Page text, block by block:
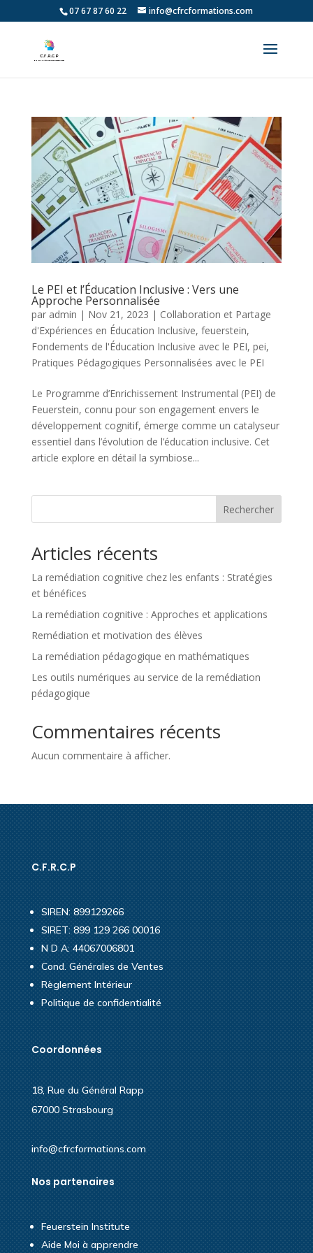
07 67 87 60 22 info@cfrcformations.com
Le PEI et l’Éducation Inclusive : Vers une
Approche Personnalisée
par admin | Nov 21, 2023 | Collaboration et Partage
d'Expériences en Éducation Inclusive, feuerstein,
Fondements de l'Éducation Inclusive avec le PEI, pei,
Pratiques Pédagogiques Personnalisées avec le PEI
Le Programme d’Enrichissement Instrumental (PEI) de
Feuerstein, connu pour son engagement envers le
développement cognitif, émerge comme un catalyseur
essentiel dans l’évolution de l’éducation inclusive. Cet
article explore en détail la symbiose...
Rechercher
Articles récents
La remédiation cognitive chez les enfants : Stratégies
et bénéfices
La remédiation cognitive : Approches et applications
Remédiation et motivation des élèves
La remédiation pédagogique en mathématiques
Les outils numériques au service de la remédiation
pédagogique
Commentaires récents
Aucun commentaire à afficher.
C.F.R.C.P
SIREN: 899129266
SIRET: 899 129 266 00016
N D A: 44067006801
Cond. Générales de Ventes
Règlement Intérieur
Politique de confidentialité
Coordonnées
18, Rue du Général Rapp
67000 Strasbourg
info@cfrcformations.com
Nos partenaires
Feuerstein Institute
Aide Moi à apprendre